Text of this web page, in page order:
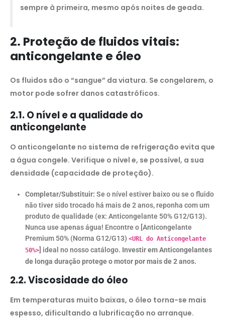
sempre à primeira, mesmo após noites de geada.
2. Proteção de fluidos vitais:
anticongelante e óleo
Os fluidos são o “sangue” da viatura. Se congelarem, o
motor pode sofrer danos catastróficos.
2.1. O nível e a qualidade do
anticongelante
O anticongelante no sistema de refrigeração evita que
a água congele. Verifique o nível e, se possível, a sua
densidade (capacidade de proteção).
Completar/Substituir: Se o nível estiver baixo ou se o fluido
não tiver sido trocado há mais de 2 anos, reponha com um
produto de qualidade (ex: Anticongelante 50% G12/G13).
Nunca use apenas água! Encontre o [Anticongelante
Premium 50% (Norma G12/G13) <URL do Anticongelante
50%>] ideal no nosso catálogo. Investir em Anticongelantes
de longa duração protege o motor por mais de 2 anos.
2.2. Viscosidade do óleo
Em temperaturas muito baixas, o óleo torna-se mais
espesso, dificultando a lubrificação no arranque.